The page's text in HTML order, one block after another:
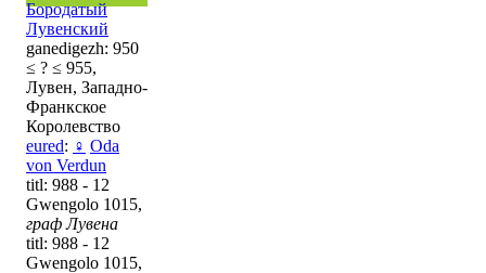
Бородатый
Лувенский
ganedigezh: 950
≤ ? ≤ 955,
Лувен, Западно-
Франкское
Королевство
eured: ♀ Oda
von Verdun
titl: 988 - 12
Gwengolo 1015,
граф Лувена
titl: 988 - 12
Gwengolo 1015,